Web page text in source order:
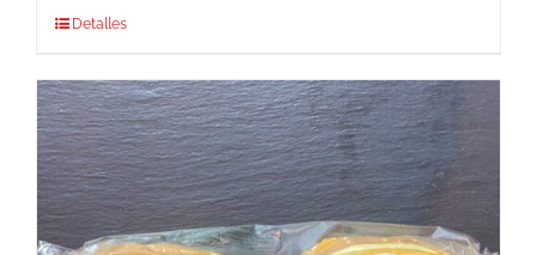
Detalles